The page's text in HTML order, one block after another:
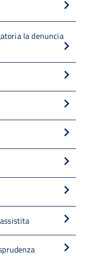
la denuncia